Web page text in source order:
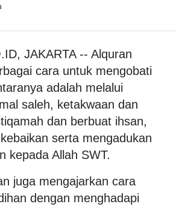
JAKARTA -- Alquran
cara untuk mengobati
adalah melalui
saleh, ketakwaan dan
dan berbuat ihsan,
serta mengadukan
kepada Allah SWT.
juga mengajarkan cara
dengan menghadapi